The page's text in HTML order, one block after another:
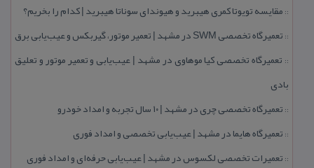
:: مقایسه تویوتا كمری هیبرید و هیوندای سوناتا هیبرید | كدام را بخریم؟
:: تعمیرگاه تخصصی SWM در مشهد | تعمیر موتور، گیربكس و عیب‌یابی برق
:: تعمیرگاه تخصصی كیا موهاوی در مشهد | عیب‌یابی و تعمیر موتور و تعلیق
بادی
:: تعمیرگاه تخصصی چری در مشهد | ۱۰ سال تجربه و امداد خودرو
:: تعمیرگاه هایما در مشهد | عیب‌یابی تخصصی و امداد فوری
:: تعمیرات تخصصی لكسوس در مشهد | عیب‌یابی حرفه‌ای و امداد فوری